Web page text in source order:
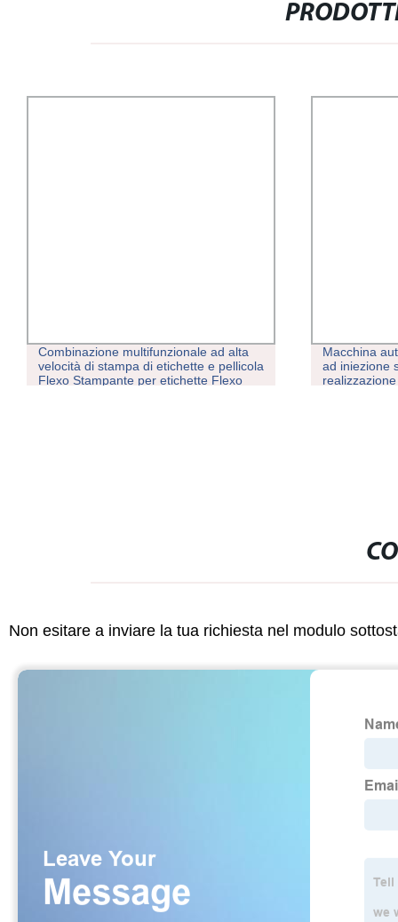
Combinazione multifunzionale ad alta
velocità di stampa di etichette e pellicola
Flexo Stampante per etichette Flexo
Macchina
ad iniezione
Non esitare a inviare la tua richiesta nel modulo